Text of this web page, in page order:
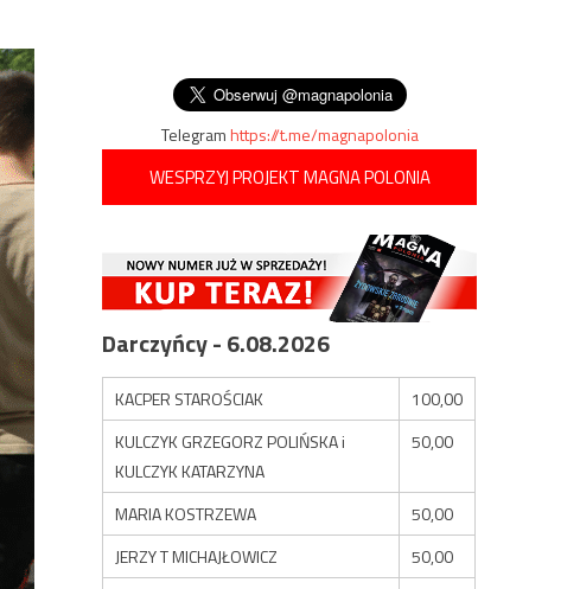
Telegramhttps://t.me/magnapolonia
WESPRZYJ PROJEKT MAGNA POLONIA
Darczyńcy - 6.08.2026
KACPER STAROŚCIAK
100,00
KULCZYK GRZEGORZ POLIŃSKA i
KULCZYK KATARZYNA
50,00
MARIA KOSTRZEWA
50,00
JERZY T MICHAJŁOWICZ
50,00